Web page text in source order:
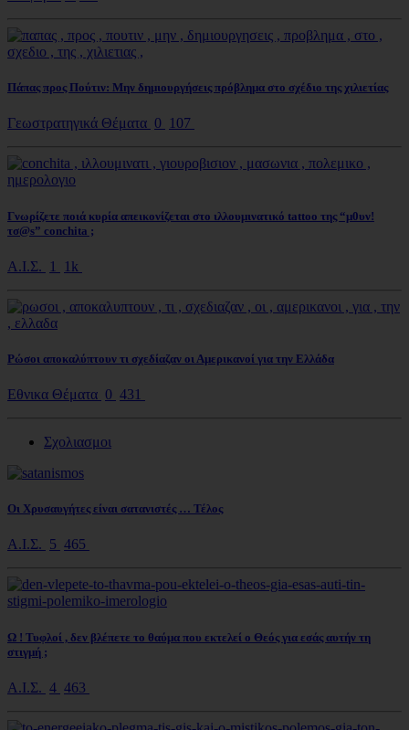
Πάπας προς Πούτιν: Μην δημιουργήσεις πρόβλημα στο σχέδιο της χιλιετίας
Γεωστρατηγικά Θέματα 0 107
Γνωρίζετε ποιά κυρία απεικονίζεται στο ιλλουμινατικό tattoo της “μ0υν!
τσ@s” conchita ;
Α.Ι.Σ. 1 1k
Ρώσοι αποκαλύπτουν τι σχεδίαζαν οι Αμερικανοί για την Ελλάδα
Εθνικα Θέματα 0 431
Σχολιασμοι
Οι Χρυσαυγήτες είναι σατανιστές … Τέλος
Α.Ι.Σ. 5 465
Ω ! Τυφλοί , δεν βλέπετε το θαύμα που εκτελεί ο Θεός για εσάς αυτήν τη
στιγμή ;
Α.Ι.Σ. 4 463